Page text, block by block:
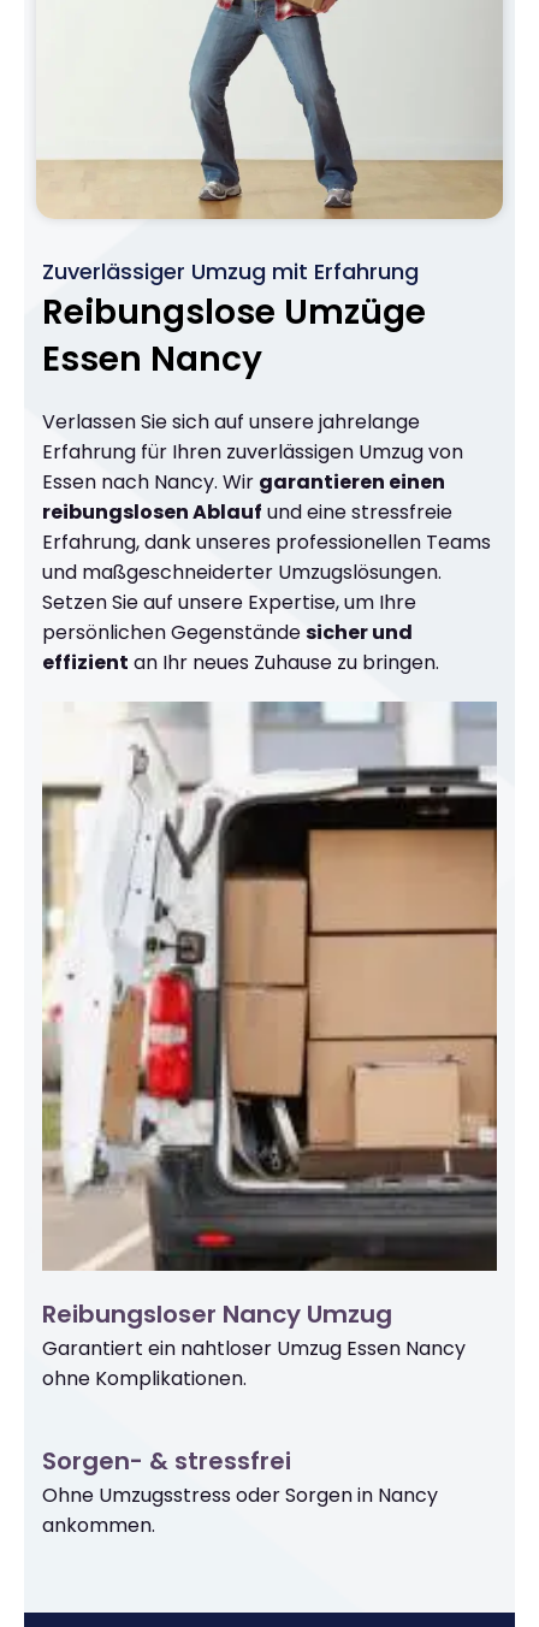
Zuverlässiger Umzug mit Erfahrung
Reibungslose Umzüge
Essen Nancy
Verlassen Sie sich auf unsere jahrelange
Erfahrung für Ihren zuverlässigen Umzug von
Essen nach Nancy. Wir garantieren einen
reibungslosen Ablauf und eine stressfreie
Erfahrung, dank unseres professionellen Teams
und maßgeschneiderter Umzugslösungen.
Setzen Sie auf unsere Expertise, um Ihre
persönlichen Gegenständesicher und
effizient an Ihr neues Zuhause zu bringen.
Reibungsloser Nancy Umzug
Garantiert ein nahtloser Umzug Essen Nancy
ohne Komplikationen.
Sorgen- & stressfrei
Ohne Umzugsstress oder Sorgen in Nancy
ankommen.